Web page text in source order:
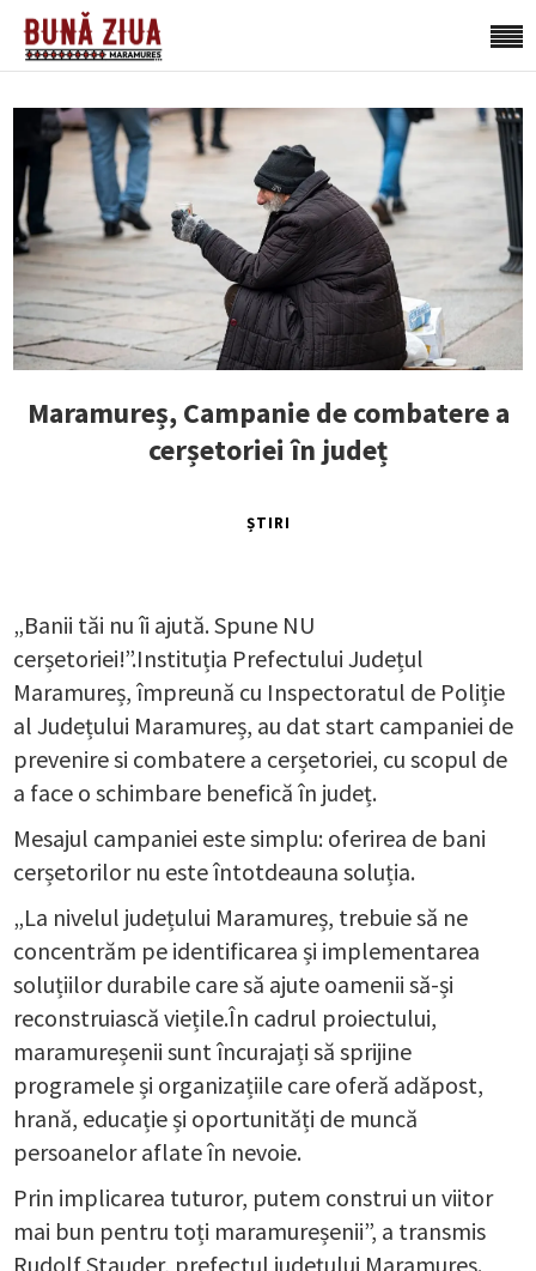
Maramureș, Campanie de combatere a
cerșetoriei în județ
ȘTIRI
„Banii tăi nu îi ajută. Spune NU
cerșetoriei!”.Instituția Prefectului Județul
Maramureș, împreună cu Inspectoratul de Poliție
al Județului Maramureș, au dat start campaniei de
prevenire si combatere a cerșetoriei, cu scopul de
a face o schimbare benefică în județ.
Mesajul campaniei este simplu: oferirea de bani
cerșetorilor nu este întotdeauna soluția.
„La nivelul județului Maramureș, trebuie să ne
concentrăm pe identificarea și implementarea
soluțiilor durabile care să ajute oamenii să-și
reconstruiască viețile.În cadrul proiectului,
maramureșenii sunt încurajați să sprijine
programele și organizațiile care oferă adăpost,
hrană, educație și oportunități de muncă
persoanelor aflate în nevoie.
Prin implicarea tuturor, putem construi un viitor
mai bun pentru toți maramureșenii”, a transmis
Rudolf Stauder, prefectul județului Maramureș.